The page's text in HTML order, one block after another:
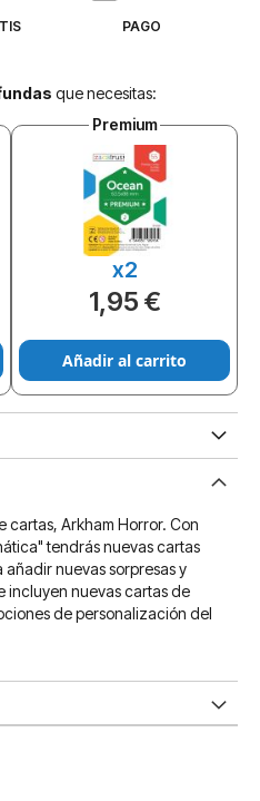
PAGO
que necesitas:
Premium
x2
1,95 €
Añadir al carrito
cartas, Arkham Horror. Con
tendrás nuevas cartas
nuevas sorpresas y
incluyen nuevas cartas de
de personalización del